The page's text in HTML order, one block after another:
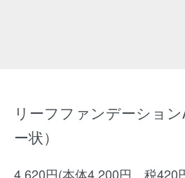
リーフファンデーショ
ー状）
4,620円(本体4,200円、税420